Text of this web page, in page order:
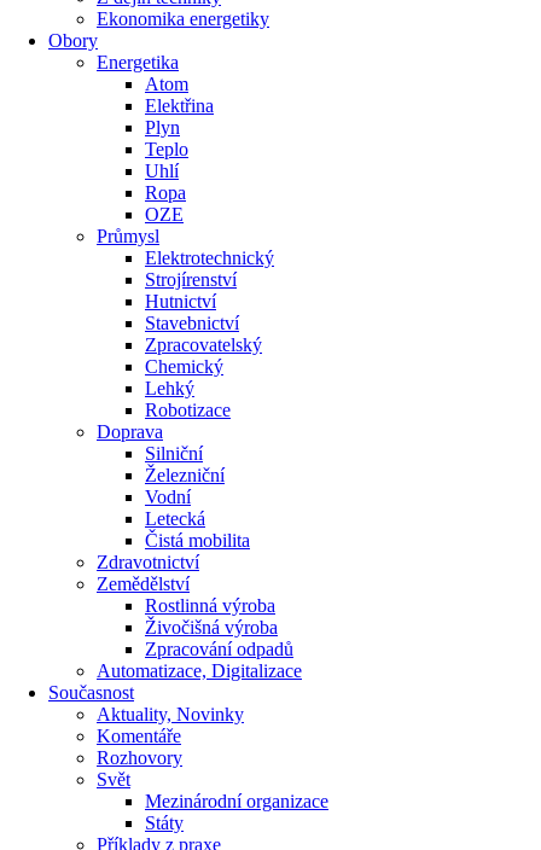
Ekonomika energetiky
Obory
Energetika
Atom
Elektřina
Plyn
Teplo
Uhlí
Ropa
OZE
Průmysl
Elektrotechnický
Strojírenství
Hutnictví
Stavebnictví
Zpracovatelský
Chemický
Lehký
Robotizace
Doprava
Silniční
Železniční
Vodní
Letecká
Čistá mobilita
Zdravotnictví
Zemědělství
Rostlinná výroba
Živočišná výroba
Zpracování odpadů
Automatizace, Digitalizace
Současnost
Aktuality, Novinky
Komentáře
Rozhovory
Svět
Mezinárodní organizace
Státy
Příklady z praxe